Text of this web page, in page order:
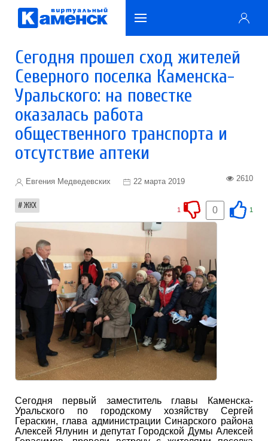
Сегодня прошел сход жителей
Северного поселка Каменска-
Уральского: на повестке
оказалась работа
общественного транспорта и
отсутствие аптеки
Евгения Медведевских 22 марта 2019 2610
ЖКХ 1
0
1
Сегодня первый заместитель главы Каменска-
Уральского по городскому хозяйству Сергей
Гераскин, глава администрации Синарского района
Алексей Ялунин и депутат Городской Думы Алексей